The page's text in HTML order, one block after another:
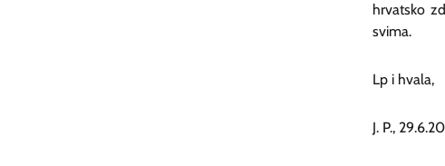
hrvatsko
svima.
Lp i hvala,
J. P.,